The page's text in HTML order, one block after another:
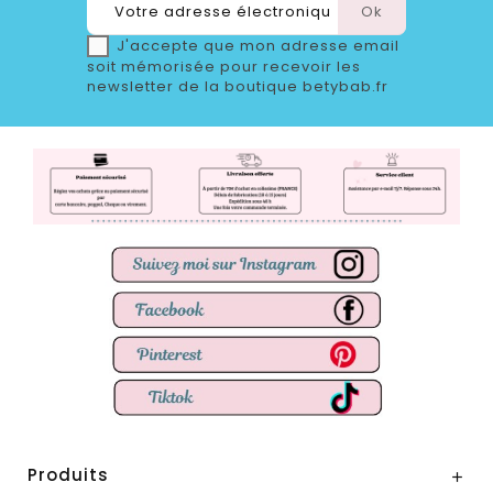
J'accepte que mon adresse email
soit mémorisée pour recevoir les
newsletter de la boutique betybab.fr
Produits 